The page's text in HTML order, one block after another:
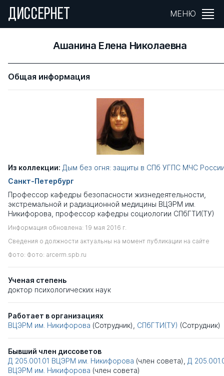
ДИССЕРНЕТ МЕНЮ
Ашанина Елена Николаевна
Общая информация
Из коллекции: Дым без огня: защиты в СПб УГПС МЧС
Санкт-Петербург
Профессор кафедры безопасности жизнедеятельности,
экстремальной и радиационной медицины ВЦЭРМ им.
Никифорова, профессор кафедры социологии СПбГТИ(ТУ)
Информация обновлена: 19 мая 2016 г.
Сведения о должности актуальны на момент публикации на сайте
Фото: Фото: arcerm.spb.ru
Ученая степень
доктор психологических наук
Работает в организациях
ВЦЭРМ им. Никифорова (Сотрудник), СПбГТИ(ТУ) (Сотрудник)
Бывший член диссоветов
Д 205.001.01 ВЦЭРМ им. Никифорова (член совета), Д
ВЦЭРМ им. Никифорова (член совета)